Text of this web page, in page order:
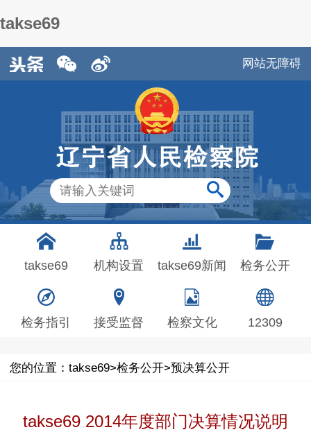
takse69
网站无障碍
takse69 机构设置 takse69新闻 检务公开
检务指引 接受监督 检察文化 12309
您的位置：takse69>检务公开>预决算公开
takse69 2014年度部门决算情况说明